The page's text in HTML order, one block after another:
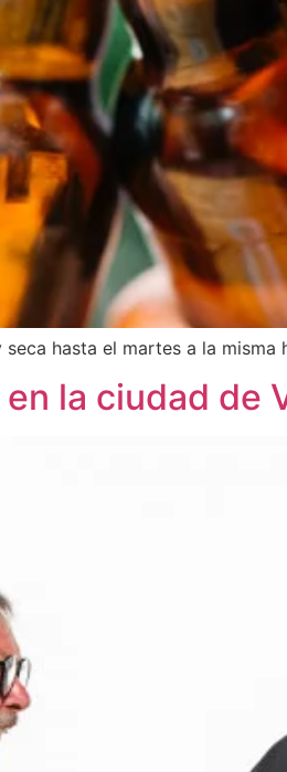
hasta el martes a la misma
la ciudad de